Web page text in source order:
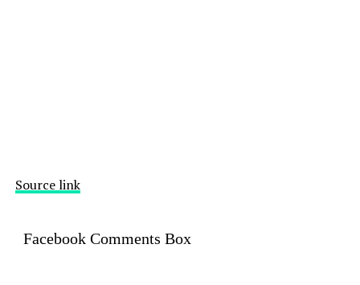
Source link
Facebook Comments Box